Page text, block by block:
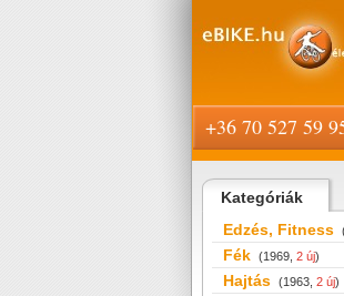
Kategóriák
Edzés, Fitness
Fék (1969, 2 új)
Hajtás (1963, 2 új)
+36 70 527 59